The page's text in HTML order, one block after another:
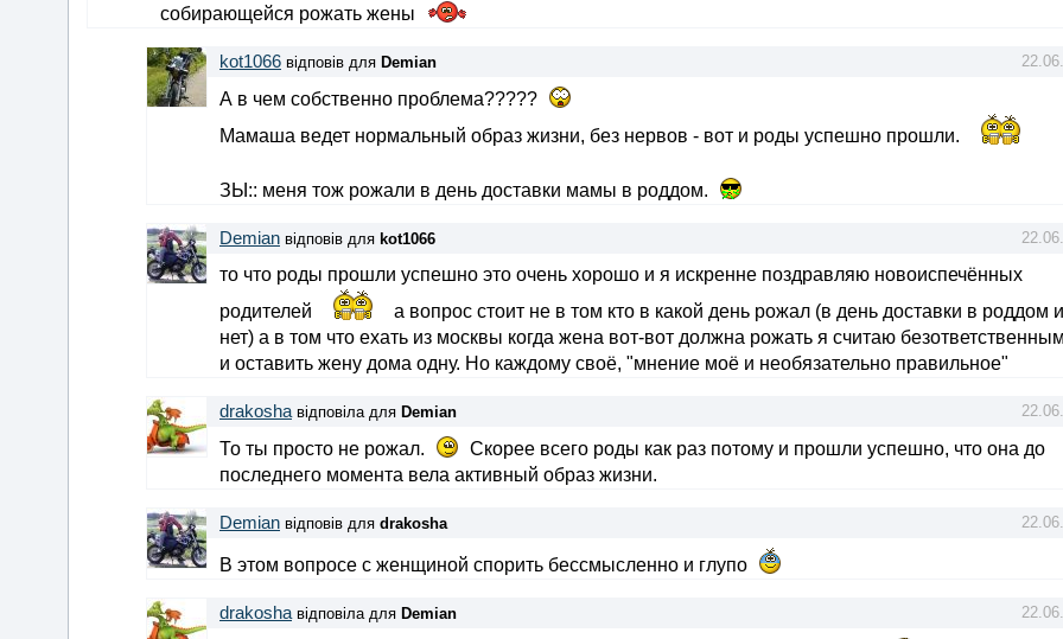
собирающейся рожать жены
kot1066 відповів для Demian
А в чем собственно проблема?????
Мамаша ведет нормальный образ жизни, без нервов - вот и роды успешно прошли.
ЗЫ:: меня тож рожали в день доставки мамы в роддом.
Demian відповів для kot1066
то что роды прошли успешно это очень хорошо и я искренне поздравляю новоиспечённых
родителей
а вопрос стоит не в том кто в какой день рожал (в день доставки в роддом
нет) а в том что ехать из москвы когда жена вот-вот должна рожать я считаю
и оставить жену дома одну. Но каждому своё, "мнение моё и необязательно правильное"
drakoshaвідповіла для Demian
То ты просто не рожал.
Скорее всего роды как раз потому и прошли успешно, что она до
последнего момента вела активный образ жизни.
Demian відповів для drakosha
В этом вопросе с женщиной спорить бессмысленно и глупо
drakoshaвідповіла для Demian